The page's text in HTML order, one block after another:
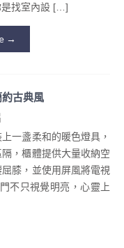
是找室內設 […]
→
古典⾵
⼀盞柔和的暖⾊燈具，
，櫃體提供⼤量收納空
膝，並使⽤屏⾵將電視
不只視覺明亮，⼼靈上